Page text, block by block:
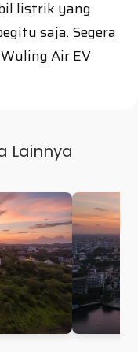
listrik yang
saja. Segera
Air EV
Lainnya